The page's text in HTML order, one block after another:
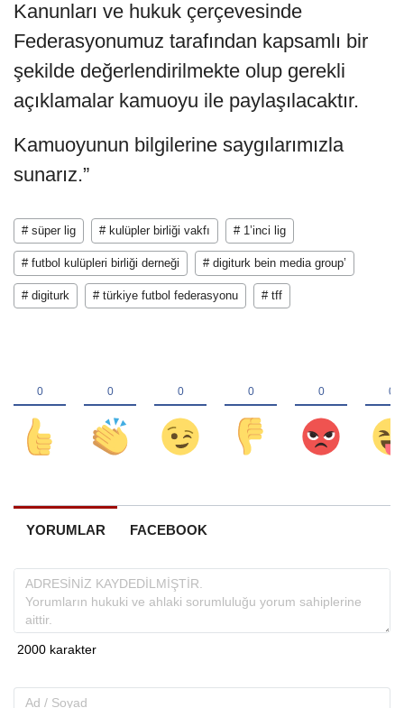
Kanunları ve hukuk çerçevesinde
Federasyonumuz tarafından kapsamlı bir
şekilde değerlendirilmekte olup gerekli
açıklamalar kamuoyu ile paylaşılacaktır.
Kamuoyunun bilgilerine saygılarımızla
sunarız.”
# süper lig # kulüpler birliği vakfı # 1’inci lig
# futbol kulüpleri birliği derneği # digiturk bein media group’
# digiturk # türkiye futbol federasyonu # tff
YORUMLAR FACEBOOK